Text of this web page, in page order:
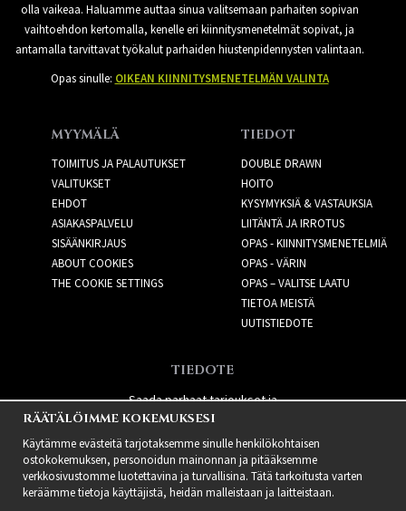
olla vaikeaa. Haluamme auttaa sinua valitsemaan parhaiten sopivan
vaihtoehdon kertomalla, kenelle eri kiinnitysmenetelmät sopivat, ja
antamalla tarvittavat työkalut parhaiden hiustenpidennysten valintaan.
Opas sinulle: OIKEAN KIINNITYSMENETELMÄN VALINTA
MYYMÄLÄ
TOIMITUS JA PALAUTUKSET
VALITUKSET
EHDOT
ASIAKASPALVELU
SISÄÄNKIRJAUS
ABOUT COOKIES
THE COOKIE SETTINGS
TIEDOT
DOUBLE DRAWN
HOITO
KYSYMYKSIÄ & VASTAUKSIA
LIITÄNTÄ JA IRROTUS
OPAS - KIINNITYSMENETELMIÄ
OPAS - VÄRIN
OPAS – VALITSE LAATU
TIETOA MEISTÄ
UUTISTIEDOTE
TIEDOTE
Saada parhaat tarjoukset ja
uusia tuotteita!
RÄÄTÄLÖIMME KOKEMUKSESI
Käytämme evästeitä tarjotaksemme sinulle henkilökohtaisen
ostokokemuksen, personoidun mainonnan ja pitääksemme
verkkosivustomme luotettavina ja turvallisina. Tätä tarkoitusta varten
keräämme tietoja käyttäjistä, heidän malleistaan ​​ja laitteistaan.